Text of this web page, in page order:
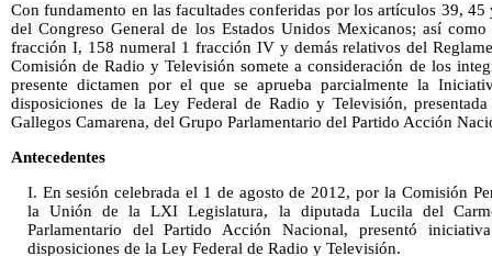
Con fundamento en las facultades conferidas por los artículos 39,
del Congreso General de los Estados Unidos Mexicanos; así
fracción I, 158 numeral 1 fracción IV y demás relativos del
Comisión de Radio y Televisión somete a consideración de los
presente dictamen por el que se aprueba parcialmente la
disposiciones de la Ley Federal de Radio y Televisión,
Gallegos Camarena, del Grupo Parlamentario del Partido Acción
Antecedentes
I. En sesión celebrada el 1 de agosto de 2012, por la Comisión
la Unión de la LXI Legislatura, la diputada Lucila del
Parlamentario del Partido Acción Nacional, presentó
disposiciones de la Ley Federal de Radio y Televisión.